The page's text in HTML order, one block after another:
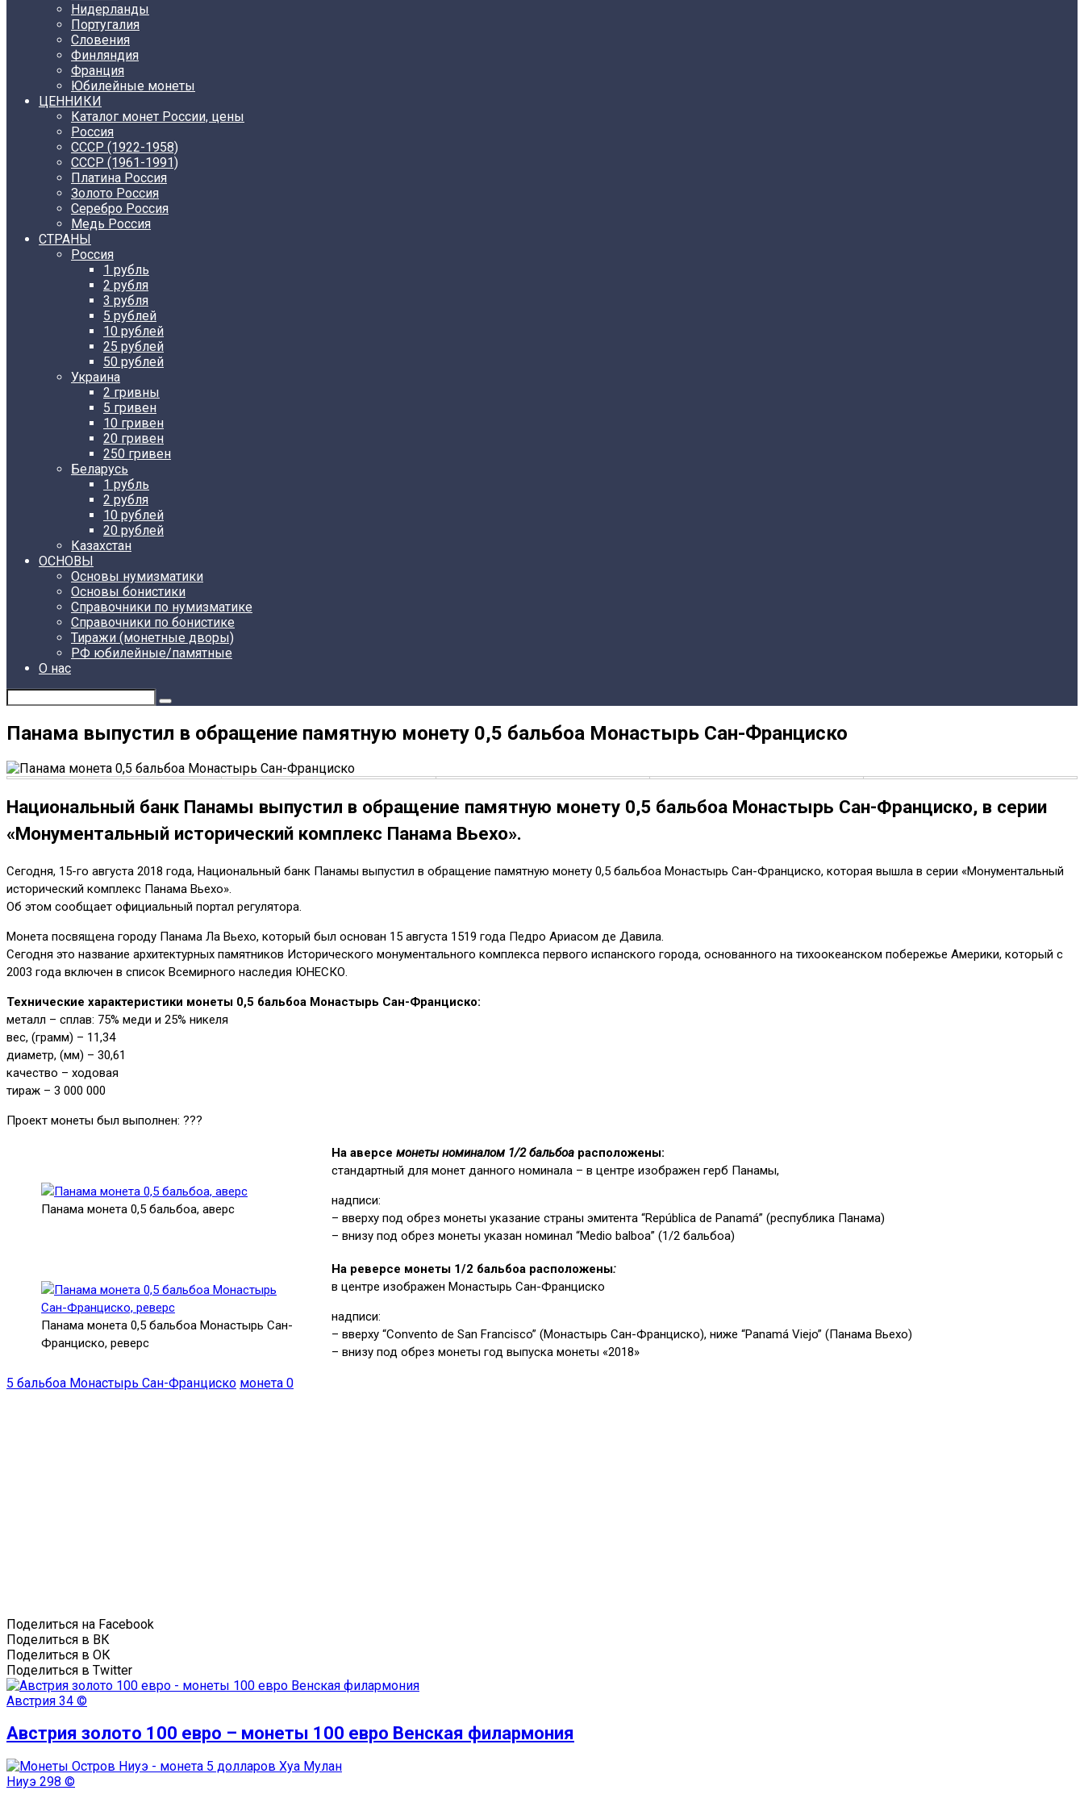
Нидерланды
Португалия
Словения
Финляндия
Франция
Юбилейные монеты
ЦЕННИКИ
Каталог монет России, цены
Россия
СССР (1922-1958)
CCCР (1961-1991)
Платина Россия
Золото Россия
Серебро Россия
Медь Россия
СТРАНЫ
Россия
1 рубль
2 рубля
3 рубля
5 рублей
10 рублей
25 рублей
50 рублей
Украина
2 гривны
5 гривен
10 гривен
20 гривен
250 гривен
Беларусь
1 рубль
2 рубля
10 рублей
20 рублей
Казахстан
ОСНОВЫ
Основы нумизматики
Основы бонистики
Справочники по нумизматике
Справочники по бонистике
Тиражи (монетные дворы)
РФ юбилейные/памятные
О нас
Панама выпустил в обращение памятную монету 0,5 бальбоа Монастырь Сан-Франциско
Национальный банк Панамы выпустил в обращение памятную монету 0,5 бальбоа Монастырь Сан-Франциско, в серии
«Монументальный исторический комплекс Панама Вьехо».
Сегодня, 15-го августа 2018 года, Национальный банк Панамы выпустил в обращение памятную монету 0,5 бальбоа Монастырь Сан-Франциско, которая вышла в серии «Монументальный
исторический комплекс Панама Вьехо».
Об этом сообщает официальный портал регулятора.
Монета посвящена городу Панама Ла Вьехо, который был основан 15 августа 1519 года Педро Ариасом де Давила.
Сегодня это название архитектурных памятников Исторического монументального комплекса первого испанского города, основанного на тихоокеанском побережье Америки, который с
2003 года включен в список Всемирного наследия ЮНЕСКО.
Технические характеристики монеты 0,5 бальбоа Монастырь Сан-Франциско:
металл – сплав: 75% меди и 25% никеля
вес, (грамм) – 11,34
диаметр, (мм) – 30,61
качество – ходовая
тираж – 3 000 000
Проект монеты был выполнен: ???
Панама монета 0,5 бальбоа, аверс
На аверсе монеты номиналом 1/2 бальбоа расположены:
стандартный для монет данного номинала – в центре изображен герб Панамы,
надписи:
– вверху под обрез монеты указание страны эмитента “República de Panamá” (республика Панама)
– внизу под обрез монеты указан номинал “Medio balboa” (1/2 бальбоа)
Панама монета 0,5 бальбоа Монастырь Сан-
Франциско, реверс
На реверсе монеты 1/2 бальбоа расположены:
в центре изображен Монастырь Сан-Франциско
надписи:
– вверху “Convento de San Francisco” (Монастырь Сан-Франциско), ниже “Panamá Viejo” (Панама Вьехо)
– внизу под обрез монеты год выпуска монеты «2018»
5 бальбоа Монастырь Сан-Франциско монета 0
Поделиться на Facebook
Поделиться в ВК
Поделиться в ОК
Поделиться в Twitter
Австрия 34 ©
Австрия золото 100 евро – монеты 100 евро Венская филармония
Ниуэ 298 ©